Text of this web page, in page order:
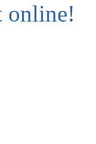
online!